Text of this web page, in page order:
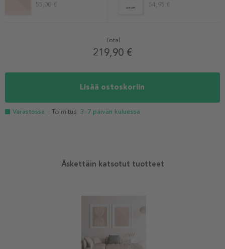
55,00 €
54,95 €
Total
219,90 €
Lisää ostoskoriin
Varastossa - Toimitus: 3–7 päivän kuluessa
Äskettäin katsotut tuotteet